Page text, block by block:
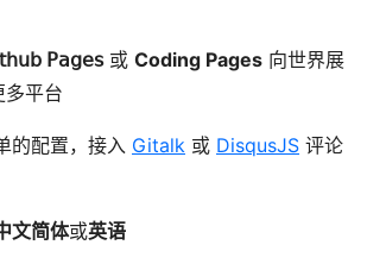
𝖯𝖺𝗀𝖾𝗌或 Coding Pages 向世界展
多平台
的配置，接入 Gitalk 或 DisqusJS 评论
文简体或英语